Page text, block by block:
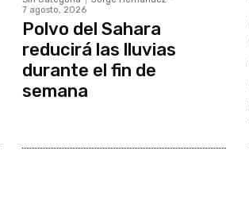
7 agosto, 2026
Polvo del Sahara
reducirá las lluvias
durante el fin de
semana